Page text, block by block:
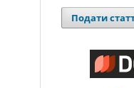
Подати